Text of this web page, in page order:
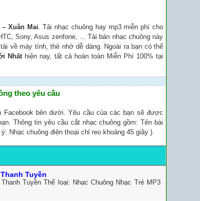
Xuân Mai. Tải nhạc chuông hay mp3 miễn phí cho
Sony, Asus zenfone, ... Tải bản nhạc chuông này
về máy tính, thẻ nhớ dễ dàng. Ngoài ra bạn có thể
Nhấthiện nay, tất cả hoàn toàn Miễn Phí 100% tại
theo yêu cầu
bên dưới. Yêu cầu của các bạn sẽ được
Thông tin yêu cầu cắt nhạc chuông gồm: Tên bài
Nhạc chuông điện thoại chỉ reo khoảng 45 giây ).
Tuyền
Tuyền Thể loại: Nhạc Chuông Nhạc Trẻ MP3